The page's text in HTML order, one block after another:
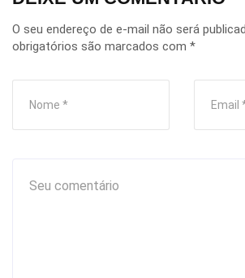
O seu endereço de e-mail não será
obrigatórios são marcados com *